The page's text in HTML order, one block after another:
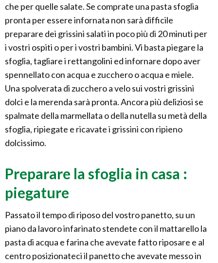
che per quelle salate. Se comprate una pasta sfoglia
pronta per essere infornata non sarà difficile
preparare dei grissini salati in poco più di 20 minuti per
i vostri ospiti o per i vostri bambini. Vi basta piegare la
sfoglia, tagliare i rettangolini ed infornare dopo aver
spennellato con acqua e zucchero o acqua e miele.
Una spolverata di zucchero a velo sui vostri grissini
dolci e la merenda sarà pronta. Ancora più deliziosi se
spalmate della marmellata o della nutella su metà della
sfoglia, ripiegate e ricavate i grissini con ripieno
dolcissimo.
Preparare la sfoglia in casa :
piegature
Passato il tempo di riposo del vostro panetto, su un
piano da lavoro infarinato stendete con il mattarello la
pasta di acqua e farina che avevate fatto riposare e al
centro posizionateci il panetto che avevate messo in